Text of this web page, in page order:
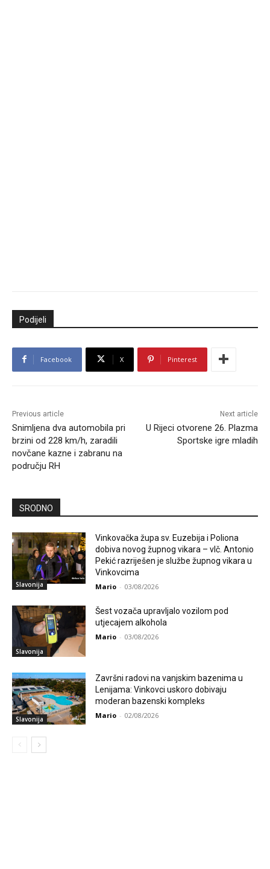
Podijeli
Facebook X Pinterest
Previous article
Snimljena dva automobila pri
brzini od 228 km/h, zaradili
novčane kazne i zabranu na
području RH
Next article
U Rijeci otvorene 26. Plazma
Sportske igre mladih
SRODNO
Slavonija
Vinkovačka župa sv. Euzebija i Poliona
dobiva novog župnog vikara – vlč. Antonio
Pekić razriješen je službe župnog vikara u
Vinkovcima
Mario - 03/08/2026
Slavonija
Šest vozača upravljalo vozilom pod
utjecajem alkohola
Mario - 03/08/2026
Slavonija
Završni radovi na vanjskim bazenima u
Lenijama: Vinkovci uskoro dobivaju
moderan bazenski kompleks
Mario - 02/08/2026